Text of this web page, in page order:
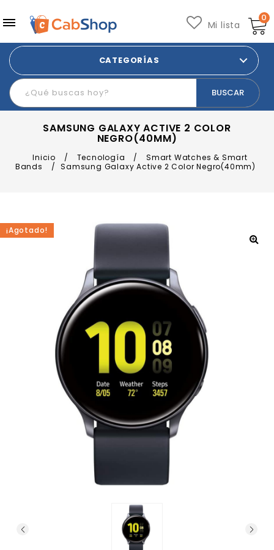
0
Mi lista
CATEGORÍAS
SAMSUNG GALAXY ACTIVE 2 COLOR
NEGRO(40MM)
Inicio / Tecnología /
Smart Watches & Smart
Bands
/ Samsung Galaxy Active 2 Color Negro(40mm)
¡Agotado!